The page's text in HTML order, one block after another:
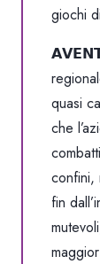
giochi
quasi
che
confini,
fin